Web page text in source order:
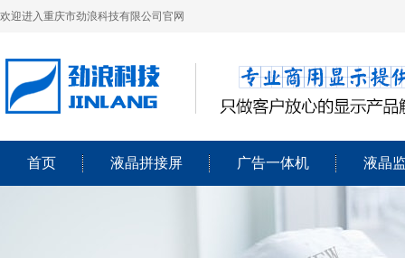
欢迎进入重庆市劲浪科技有限公司官网
首页 液晶拼接屏 广告一体机 液晶